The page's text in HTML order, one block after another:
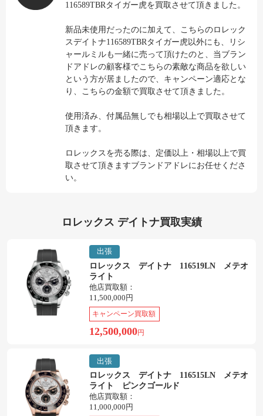
116589TBRタイガー虎を買取させて頂きました。
新品未使用だったのに加えて、こちらのロレック
スデイトナ116589TBRタイガー虎以外にも、リシ
ャールミルも一緒に売って頂けたのと、当ブラン
ドアドレの顧客様でこちらの素敵な商品を欲しい
という方が居ましたので、キャンペーン適応とな
り、こちらの金額で買取させて頂きました。
使用済み、付属品無しでも相場以上で買取させて
頂きます。
ロレックスを売る際は、定価以上・相場以上で買
取させて頂きますブランドアドレにお任せくださ
い。
ロレックス デイトナ買取実績
出張
ロレックス デイトナ 116519LN メテオ
ライト
他店買取額：
11,500,000円
キャンペーン買取額
12,500,000円
出張
ロレックス デイトナ 116515LN メテオ
ライト ピンクゴールド
他店買取額：
11,000,000円